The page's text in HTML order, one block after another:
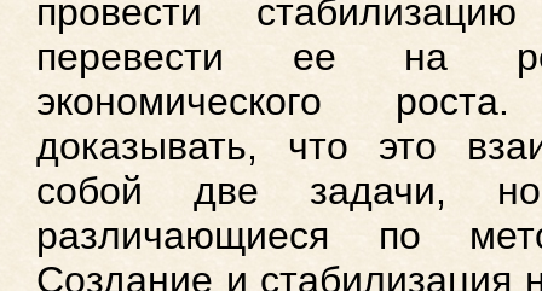
провести
перевести ее на
экономического
доказывать, что это
собой две задачи,
различающиеся по
Создание и стабилизация